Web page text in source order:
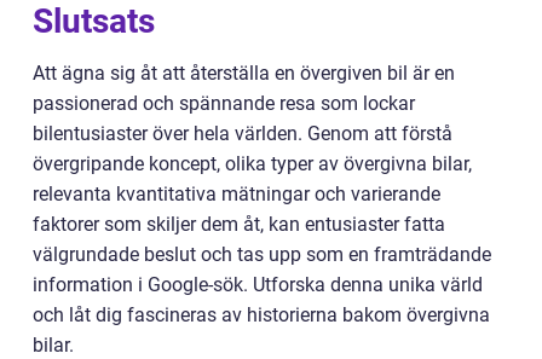
Slutsats
Att ägna sig åt att återställa en övergiven bil är en
passionerad och spännande resa som lockar
bilentusiaster över hela världen. Genom att förstå
övergripande koncept, olika typer av övergivna bilar,
relevanta kvantitativa mätningar och varierande
faktorer som skiljer dem åt, kan entusiaster fatta
välgrundade beslut och tas upp som en framträdande
information i Google-sök. Utforska denna unika värld
och låt dig fascineras av historierna bakom övergivna
bilar.